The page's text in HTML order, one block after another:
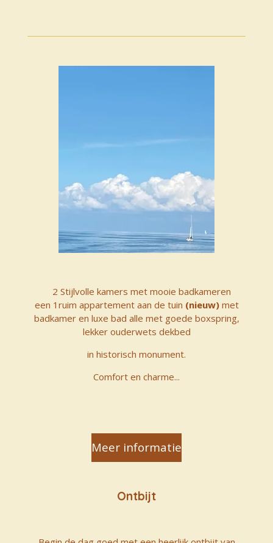
2 Stijlvolle kamers met mooie badkameren
een 1 ruim appartement aan de tuin (nieuw)met
badkamer en luxe bad alle met goede boxspring,
lekker ouderwets dekbed
in historisch monument.
Comfort en charme...
Meer informatie
Ontbijt